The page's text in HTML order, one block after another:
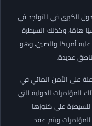
الكبرى في التواجد في
هامًا، وكذلك السيطرة
أمريكا والصين، وهو
عديدة.
على الأمن المائي في
المؤامرات الدولية التي
للسيطرة على كنوزها
المؤامرات ويتم عقد